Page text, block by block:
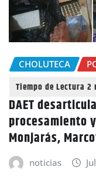
CHOLUTECA
DAET
procesamiento
Monjarás,
noticias